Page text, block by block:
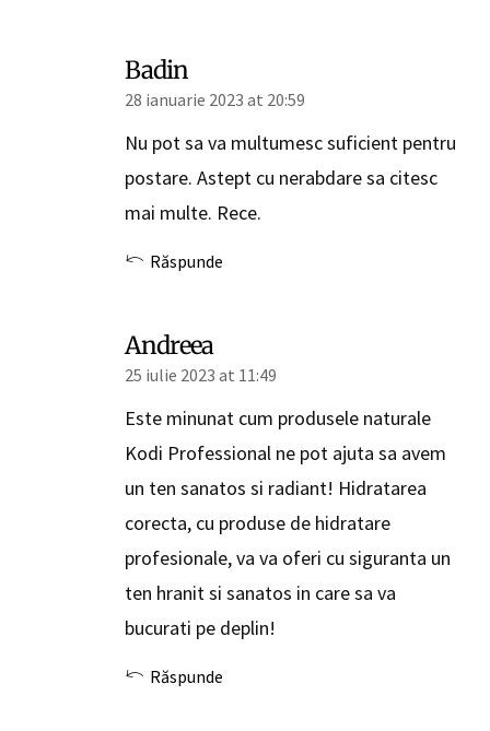
Badin
28 ianuarie 2023 at 20:59
Nu pot sa va multumesc suficient pentru
postare. Astept cu nerabdare sa citesc
mai multe. Rece.
Răspunde
Andreea
25 iulie 2023 at 11:49
Este minunat cum produsele naturale
Kodi Professional ne pot ajuta sa avem
un ten sanatos si radiant! Hidratarea
corecta, cu produse de hidratare
profesionale, va va oferi cu siguranta un
ten hranit si sanatos in care sa va
bucurati pe deplin!
Răspunde